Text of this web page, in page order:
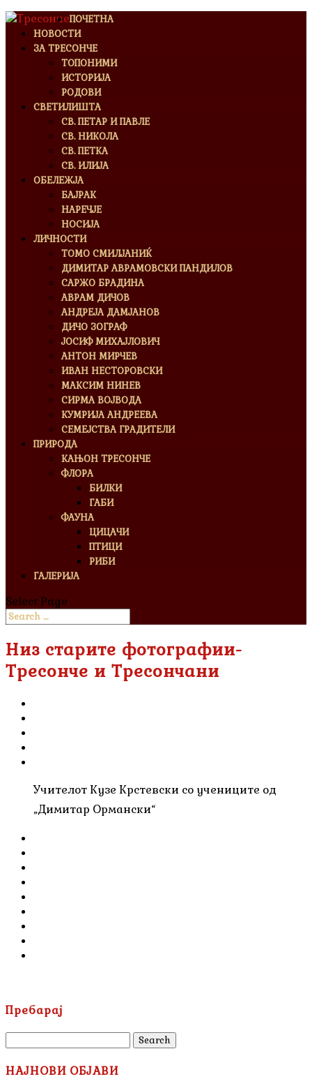
ПОЧЕТНА
НОВОСТИ
ЗА ТРЕСОНЧЕ
ТОПОНИМИ
ИСТОРИЈА
РОДОВИ
СВЕТИЛИШТА
СВ. ПЕТАР И ПАВЛЕ
СВ. НИКОЛА
СВ. ПЕТКА
СВ. ИЛИЈА
ОБЕЛЕЖЈА
БАЈРАК
НАРЕЧЈЕ
НОСИЈА
ЛИЧНОСТИ
ТОМО СМИЛЈАНИЌ
ДИМИТАР АВРАМОВСКИ ПАНДИЛОВ
САРЖО БРАДИНА
АВРАМ ДИЧОВ
АНДРЕЈА ДАМЈАНОВ
ДИЧО ЗОГРАФ
ЈОСИФ МИХАЈЛОВИЧ
АНТОН МИРЧЕВ
ИВАН НЕСТОРОВСКИ
МАКСИМ НИНЕВ
СИРМА ВОЈВОДА
КУМРИЈА АНДРЕЕВА
СЕМЕЈСТВА ГРАДИТЕЛИ
ПРИРОДА
КАЊОН ТРЕСОНЧЕ
ФЛОРА
БИЛКИ
ГАБИ
ФАУНА
ЦИЦАЧИ
ПТИЦИ
РИБИ
ГАЛЕРИЈА
Select Page
Низ старите фотографии-
Тресонче и Тресончани
Учителот Кузе Крстевски со учениците од
„Димитар Ормански“
Пребарај
НАЈНОВИ ОБЈАВИ